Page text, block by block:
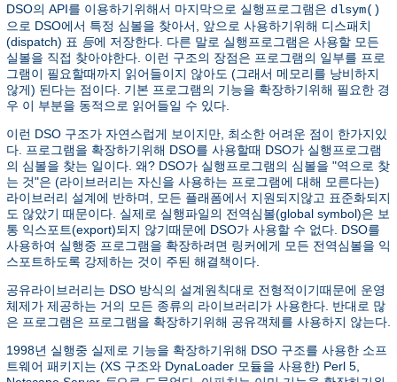
DSO의 API를 이용하기위해서 마지막으로 실행프로그램은 dlsym()
으로 DSO에서 특정 심볼을 찾아서, 앞으로 사용하기위해 디스패치
(dispatch) 표 등에 저장한다. 다른 말로 실행프로그램은 사용할 모든
실볼을 직접 찾아야한다. 이런 구조의 장점은 프로그램의 일부를 프로
그램이 필요할때까지 읽어들이지 않아도 (그래서 메모리를 낭비하지
않게) 된다는 점이다. 기본 프로그램의 기능을 확장하기위해 필요한 경
우 이 부분을 동적으로 읽어들일 수 있다.
이런 DSO 구조가 자연스럽게 보이지만, 최소한 어려운 점이 한가지있
다. 프로그램을 확장하기위해 DSO를 사용할때 DSO가 실행프로그램
의 심볼을 찾는 일이다. 왜? DSO가 실행프로그램의 심볼을 "역으로 찾
는 것"은 (라이브러리는 자신을 사용하는 프로그램에 대해 모른다는)
라이브러리 설계에 반하며, 모든 플래폼에서 지원되지않고 표준화되지
도 않았기 때문이다. 실제로 실행파일의 전역심볼(global symbol)은 보
통 익스포트(export)되지 않기때문에 DSO가 사용할 수 없다. DSO를
사용하여 실행중 프로그램을 확장하려면 링커에게 모든 전역심볼을 익
스포트하도록 강제하는 것이 주된 해결책이다.
공유라이브러리는 DSO 방식의 설계원칙대로 전형적이기때문에 운영
체제가 제공하는 거의 모든 종류의 라이브러리가 사용한다. 반대로 많
은 프로그램은 프로그램을 확장하기위해 공유객체를 사용하지 않는다.
1998년 실행중 실제로 기능을 확장하기위해 DSO 구조를 사용한 소프
트웨어 패키지는 (XS 구조와 DynaLoader 모듈을 사용한) Perl 5,